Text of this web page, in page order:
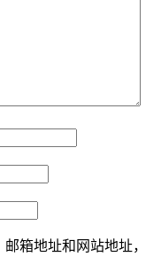
箱地址和网站地址，